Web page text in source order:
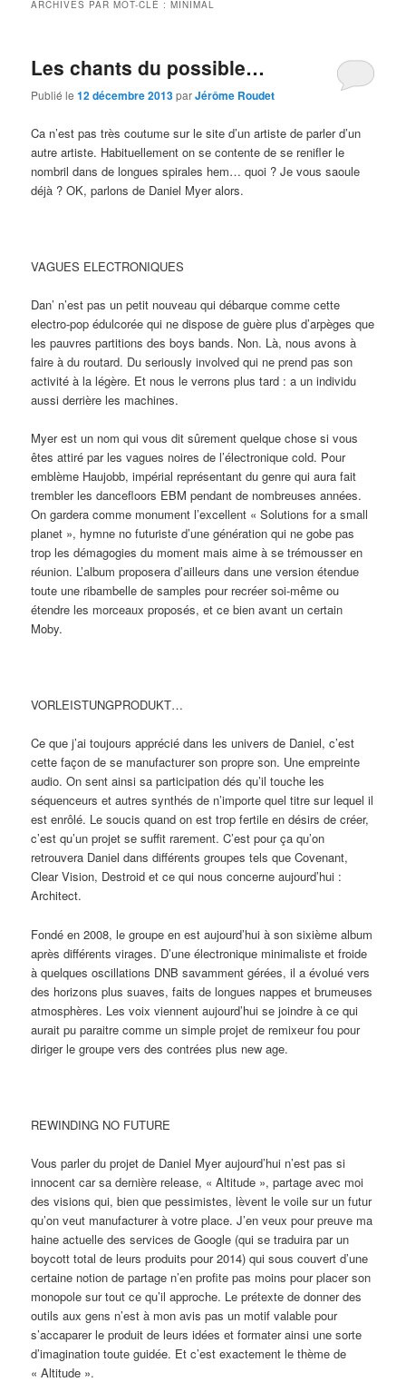
ARCHIVES PAR MOT-CLÉ :MINIMAL
Les chants du possible…
Publié le12 décembre 2013parJérôme Roudet
Ca n’est pas très coutume sur le site d’un artiste de parler d’un
autre artiste. Habituellement on se contente de se renifler le
nombril dans de longues spirales hem… quoi ? Je vous saoule
déjà ? OK, parlons de Daniel Myer alors.
VAGUES ELECTRONIQUES
Dan’ n’est pas un petit nouveau qui débarque comme cette
electro-pop édulcorée qui ne dispose de guère plus d’arpèges que
les pauvres partitions des boys bands. Non. Là, nous avons à
faire à du routard. Du seriously involved qui ne prend pas son
activité à la légère. Et nous le verrons plus tard : a un individu
aussi derrière les machines.
Myer est un nom qui vous dit sûrement quelque chose si vous
êtes attiré par les vagues noires de l’électronique cold. Pour
emblème Haujobb, impérial représentant du genre qui aura fait
trembler les dancefloors EBM pendant de nombreuses années.
On gardera comme monument l’excellent « Solutions for a small
planet », hymne no futuriste d’une génération qui ne gobe pas
trop les démagogies du moment mais aime à se trémousser en
réunion. L’album proposera d’ailleurs dans une version étendue
toute une ribambelle de samples pour recréer soi-même ou
étendre les morceaux proposés, et ce bien avant un certain
Moby.
VORLEISTUNGPRODUKT…
Ce que j’ai toujours apprécié dans les univers de Daniel, c’est
cette façon de se manufacturer son propre son. Une empreinte
audio. On sent ainsi sa participation dés qu’il touche les
séquenceurs et autres synthés de n’importe quel titre sur lequel il
est enrôlé. Le soucis quand on est trop fertile en désirs de créer,
c’est qu’un projet se suffit rarement. C’est pour ça qu’on
retrouvera Daniel dans différents groupes tels que Covenant,
Clear Vision, Destroid et ce qui nous concerne aujourd’hui :
Architect.
Fondé en 2008, le groupe en est aujourd’hui à son sixième album
après différents virages. D’une électronique minimaliste et froide
à quelques oscillations DNB savamment gérées, il a évolué vers
des horizons plus suaves, faits de longues nappes et brumeuses
atmosphères. Les voix viennent aujourd’hui se joindre à ce qui
aurait pu paraitre comme un simple projet de remixeur fou pour
diriger le groupe vers des contrées plus new age.
REWINDING NO FUTURE
Vous parler du projet de Daniel Myer aujourd’hui n’est pas si
innocent car sa dernière release, « Altitude », partage avec moi
des visions qui, bien que pessimistes, lèvent le voile sur un futur
qu’on veut manufacturer à votre place. J’en veux pour preuve ma
haine actuelle des services de Google (qui se traduira par un
boycott total de leurs produits pour 2014) qui sous couvert d’une
certaine notion de partage n’en profite pas moins pour placer son
monopole sur tout ce qu’il approche. Le prétexte de donner des
outils aux gens n’est à mon avis pas un motif valable pour
s’accaparer le produit de leurs idées et formater ainsi une sorte
d’imagination toute guidée. Et c’est exactement le thème de
« Altitude ».